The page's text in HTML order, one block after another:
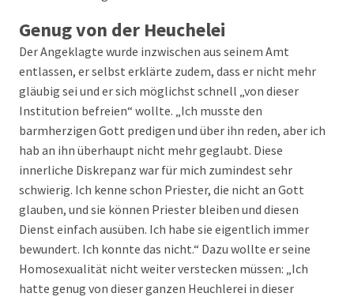
Genug von der Heuchelei
Der Angeklagte wurde inzwischen aus seinem Amt
entlassen, er selbst erklärte zudem, dass er nicht mehr
gläubig sei und er sich möglichst schnell „von dieser
Institution befreien“ wollte. „Ich musste den
barmherzigen Gott predigen und über ihn reden, aber ich
hab an ihn überhaupt nicht mehr geglaubt. Diese
innerliche Diskrepanz war für mich zumindest sehr
schwierig. Ich kenne schon Priester, die nicht an Gott
glauben, und sie können Priester bleiben und diesen
Dienst einfach ausüben. Ich habe sie eigentlich immer
bewundert. Ich konnte das nicht.“ Dazu wollte er seine
Homosexualität nicht weiter verstecken müssen: „Ich
hatte genug von dieser ganzen Heuchlerei in dieser